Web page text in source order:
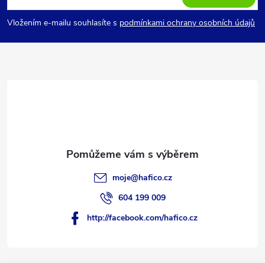
pVložením e-mailu souhlasíte s podmínkami ochrany osobních údajů
moje@hafico.cz
604 199 009
http://facebook.com/hafico.cz